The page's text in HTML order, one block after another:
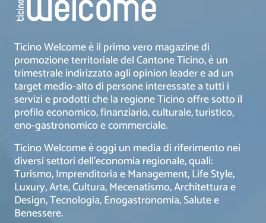
Ticino Welcome è il primo vero magazine di
promozione territoriale del Cantone Ticino, è un
trimestrale indirizzato agli opinion leader e ad un
target medio-alto di persone interessate a tutti i
servizi e prodotti che la regione Ticino offre sotto il
profilo economico, finanziario, culturale, turistico,
eno-gastronomico e commerciale.
Ticino Welcome è oggi un media di riferimento nei
diversi settori dell’economia regionale, quali:
Turismo, Imprenditoria e Management, Life Style,
Luxury, Arte, Cultura, Mecenatismo, Architettura e
Design, Tecnologia, Enogastronomia, Salute e
Benessere.